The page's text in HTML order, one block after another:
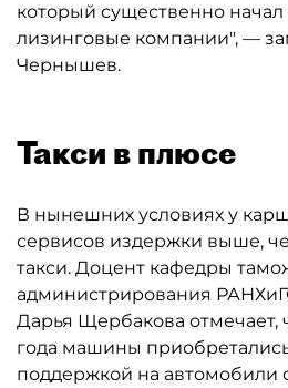
который существенно
лизинговые компании", —
Чернышев.
Такси в плюсе
В нынешних условиях у
сервисов издержки выше,
такси. Доцент кафедры
администрирования
Дарья Щербакова отмечает,
года машины
поддержкой на автомобили